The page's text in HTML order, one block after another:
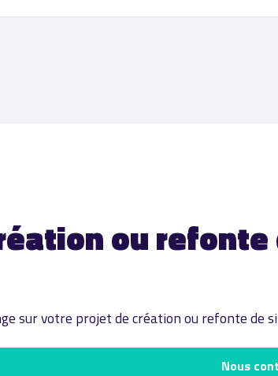
ou
sur votre projet de création ou refonte de
Nous